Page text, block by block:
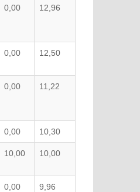
0,00 12,96
0,00 12,50
0,00 11,22
0,00 10,30
10,00 10,00
0,00 9,96